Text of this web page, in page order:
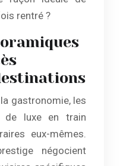
rentré ?
gastronomie, les
de luxe en train
eux-mêmes.
négocient